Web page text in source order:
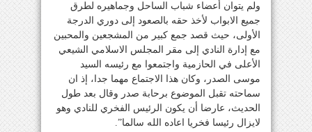
ولم يتوان أعضاء شباب الساحل وجماهيره لطرق
جميع الابواب لأخذ حقه بالصعود إلى دوري الدرجة
الأولى، حيث قصد جمع كبير من المشجعين والمحبين
مع إدارة النادي إلى مقر المجلس الاسلامي الشيعي
الأعلى في الحازمية واجتمعوا مع رئيسه السيد
موسى الصدر، وكان هذا الاجتماع مهما جدا، إذ ان
سماحته تقبل الموضوع برحابة صدر وقال بعد طول
الحديث، عارضا أن يكون الرئيس الفخري للنادي وهو
لايزال رئيسا فخريا اعاده الله سالما”.